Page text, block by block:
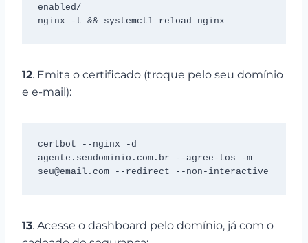
enabled/
nginx -t && systemctl reload nginx
12. Emita o certificado (troque pelo seu domínio
e e-mail):
certbot --nginx -d
agente.seudominio.com.br --agree-tos -m
seu@email.com --redirect --non-interactive
13. Acesse o dashboard pelo domínio, já com o